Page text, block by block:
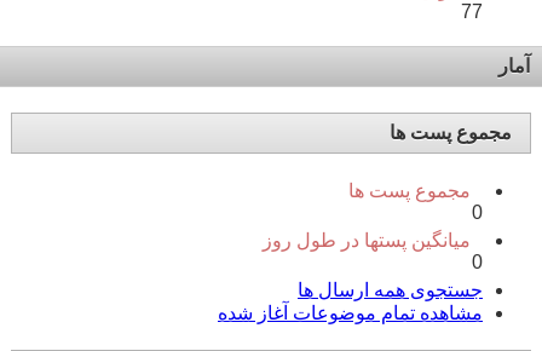
77
آمار
مجموع پست ها
مجموع پست ها
0
میانگین پستها در طول روز
0
جستجوی همه ارسال ها
مشاهده تمام موضوعات آغاز شده